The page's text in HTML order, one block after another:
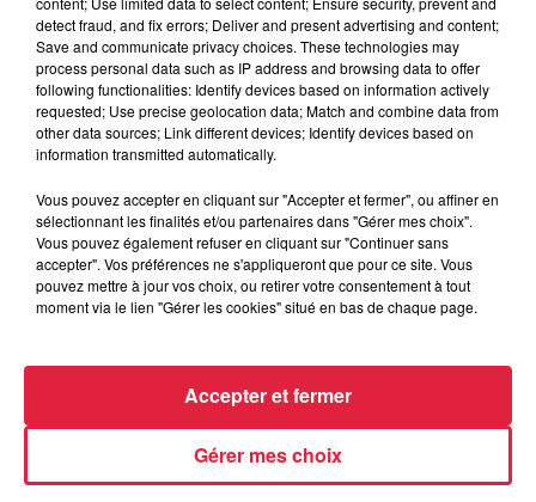
À Hoerdt, de l’eau brune sort des robinets
l’eau brune s’écouler de leurs robinets. Face aux
nombreuses interrogations, la municipalité a pris...
detect fraud, and fix errors; Deliver and present advertising and content;
Save and communicate privacy choices. These technologies may
process personal data such as IP address and browsing data to offer
following functionalities: Identify devices based on information actively
requested; Use precise geolocation data; Match and combine data from
other data sources; Link different devices; Identify devices based on
information transmitted automatically.
Vous pouvez accepter en cliquant sur "Accepter et fermer", ou affiner en
sélectionnant les finalités et/ou partenaires dans "Gérer mes choix".
Vous pouvez également refuser en cliquant sur "Continuer sans
accepter". Vos préférences ne s'appliqueront que pour ce site. Vous
pouvez mettre à jour vos choix, ou retirer votre consentement à tout
moment via le lien "Gérer les cookies" situé en bas de chaque page.
Gérer mes choix
Accepter et fermer